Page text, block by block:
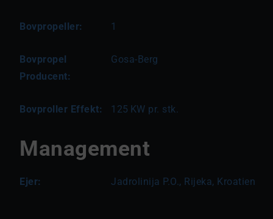
Bovpropeller: 1
Bovpropel
Producent:
Gosa-Berg
Bovproller Effekt: 125 KW pr. stk.
Management
Ejer: Jadrolinija P.O., Rijeka, Kroatien